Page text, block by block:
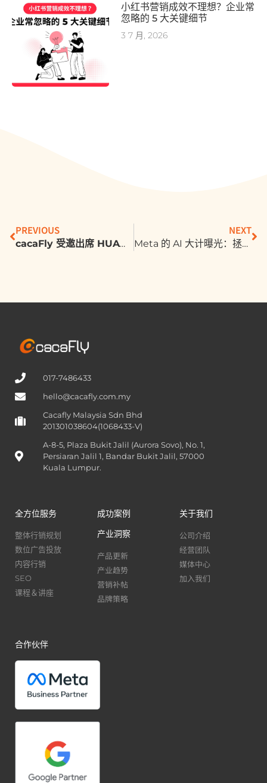
小红书营销成效不理想？企业常
忽略的 5 大关键细节
3 7 月, 2026
PREVIOUS
cacaFly 受邀出席 HUAWEI Petal Ads Summit，掌握最新洞察与市场解方！
NEXT
Meta 的 AI 大计曝光：拯救广告营收！而且还没放弃 “过气”的元宇宙？
017-7486433
hello@cacafly.com.my
Cacafly Malaysia Sdn Bhd
201301038604(1068433-V)
A-8-5, Plaza Bukit Jalil (Aurora Sovo), No. 1,
Persiaran Jalil 1, Bandar Bukit Jalil, 57000
Kuala Lumpur.
全方位服务
整体行销规划
数位广告投放
内容行销
SEO
课程＆讲座
成功案例
产业洞察
产品更新
产业趋势
营销补帖
品牌策略
关于我们
公司介绍
经营团队
媒体中心
加入我们
合作伙伴